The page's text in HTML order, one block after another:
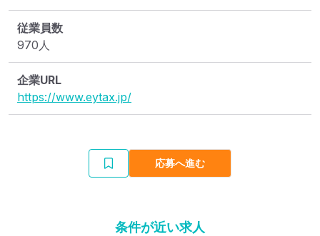
従業員数
970人
企業URL
https://www.eytax.jp/
応募へ進む
条件が近い求人